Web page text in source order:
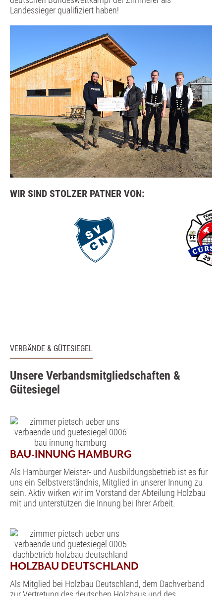
Landessieger qualifiziert haben!
WIR SIND STOLZER PATNER VON:
VERBÄNDE & GÜTESIEGEL
Unsere Verbandsmitgliedschaften &
Gütesiegel
BAU-INNUNG HAMBURG
Als Hamburger Meister- und Ausbildungsbetrieb ist es für
uns ein Selbstverständnis, Mitglied in unserer Innung zu
sein. Aktiv wirken wir im Vorstand der Abteilung Holzbau
mit und unterstützen die Innung bei Ihrer Arbeit.
HOLZBAU DEUTSCHLAND
Als Mitglied bei Holzbau Deutschland, dem Dachverband